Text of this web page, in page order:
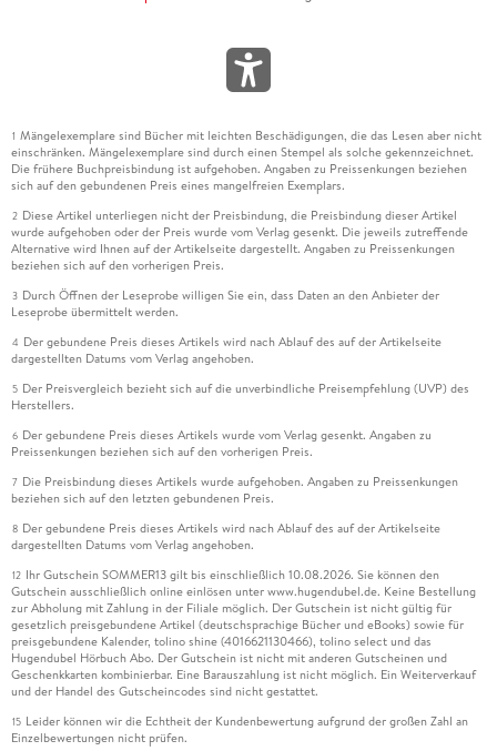
1 Mängelexemplare sind Bücher mit leichten Beschädigungen, die das Lesen aber nicht
einschränken. Mängelexemplare sind durch einen Stempel als solche gekennzeichnet.
Die frühere Buchpreisbindung ist aufgehoben. Angaben zu Preissenkungen beziehen
sich auf den gebundenen Preis eines mangelfreien Exemplars.
2 Diese Artikel unterliegen nicht der Preisbindung, die Preisbindung dieser Artikel
wurde aufgehoben oder der Preis wurde vom Verlag gesenkt. Die jeweils zutreffende
Alternative wird Ihnen auf der Artikelseite dargestellt. Angaben zu Preissenkungen
beziehen sich auf den vorherigen Preis.
3 Durch Öffnen der Leseprobe willigen Sie ein, dass Daten an den Anbieter der
Leseprobe übermittelt werden.
4 Der gebundene Preis dieses Artikels wird nach Ablauf des auf der Artikelseite
dargestellten Datums vom Verlag angehoben.
5 Der Preisvergleich bezieht sich auf die unverbindliche Preisempfehlung (UVP) des
Herstellers.
6 Der gebundene Preis dieses Artikels wurde vom Verlag gesenkt. Angaben zu
Preissenkungen beziehen sich auf den vorherigen Preis.
7 Die Preisbindung dieses Artikels wurde aufgehoben. Angaben zu Preissenkungen
beziehen sich auf den letzten gebundenen Preis.
8 Der gebundene Preis dieses Artikels wird nach Ablauf des auf der Artikelseite
dargestellten Datums vom Verlag angehoben.
12 Ihr Gutschein SOMMER13 gilt bis einschließlich 10.08.2026. Sie können den
Gutschein ausschließlich online einlösen unter www.hugendubel.de. Keine Bestellung
zur Abholung mit Zahlung in der Filiale möglich. Der Gutschein ist nicht gültig für
gesetzlich preisgebundene Artikel (deutschsprachige Bücher und eBooks) sowie für
preisgebundene Kalender, tolino shine (4016621130466), tolino select und das
Hugendubel Hörbuch Abo. Der Gutschein ist nicht mit anderen Gutscheinen und
Geschenkkarten kombinierbar. Eine Barauszahlung ist nicht möglich. Ein Weiterverkauf
und der Handel des Gutscheincodes sind nicht gestattet.
15 Leider können wir die Echtheit der Kundenbewertung aufgrund der großen Zahl an
Einzelbewertungen nicht prüfen.